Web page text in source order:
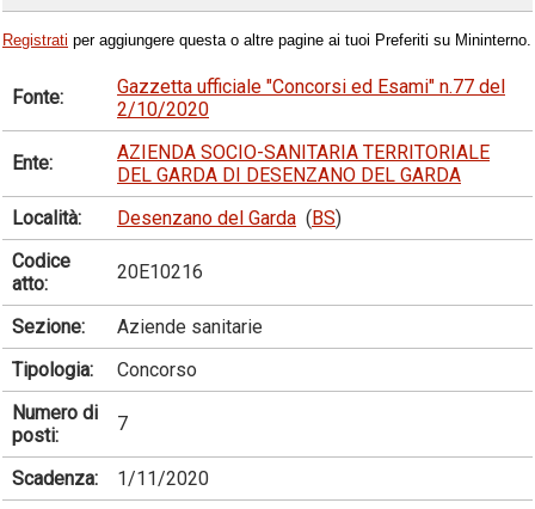
Registrati per aggiungere questa o altre pagine ai tuoi Preferiti su Mininterno.
Fonte:
Gazzetta ufficiale "Concorsi ed Esami" n.77 del
2/10/2020
Ente:
AZIENDA SOCIO-SANITARIA TERRITORIALE
DEL GARDA DI DESENZANO DEL GARDA
Località:
Desenzano del Garda (BS)
Codice
atto:
20E10216
Sezione:
Aziende sanitarie
Tipologia:
Concorso
Numero di
posti:
7
Scadenza: 1/11/2020